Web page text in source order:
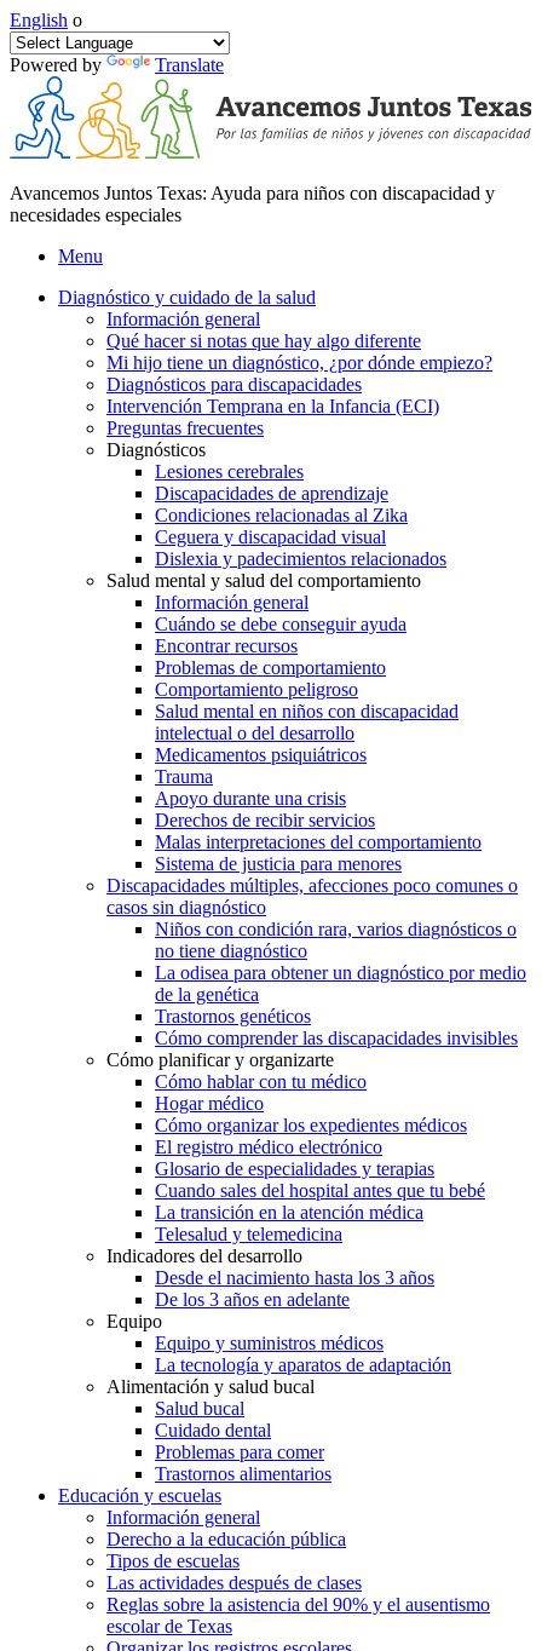
English o
Powered by Translate
Avancemos Juntos Texas: Ayuda para niños con discapacidad y
necesidades especiales
Menu
Diagnóstico y cuidado de la salud
Información general
Qué hacer si notas que hay algo diferente
Mi hijo tiene un diagnóstico, ¿por dónde empiezo?
Diagnósticos para discapacidades
Intervención Temprana en la Infancia (ECI)
Preguntas frecuentes
Diagnósticos
Lesiones cerebrales
Discapacidades de aprendizaje
Condiciones relacionadas al Zika
Ceguera y discapacidad visual
Dislexia y padecimientos relacionados
Salud mental y salud del comportamiento
Información general
Cuándo se debe conseguir ayuda
Encontrar recursos
Problemas de comportamiento
Comportamiento peligroso
Salud mental en niños con discapacidad
intelectual o del desarrollo
Medicamentos psiquiátricos
Trauma
Apoyo durante una crisis
Derechos de recibir servicios
Malas interpretaciones del comportamiento
Sistema de justicia para menores
Discapacidades múltiples, afecciones poco comunes o
casos sin diagnóstico
Niños con condición rara, varios diagnósticos o
no tiene diagnóstico
La odisea para obtener un diagnóstico por medio
de la genética
Trastornos genéticos
Cómo comprender las discapacidades invisibles
Cómo planificar y organizarte
Cómo hablar con tu médico
Hogar médico
Cómo organizar los expedientes médicos
El registro médico electrónico
Glosario de especialidades y terapias
Cuando sales del hospital antes que tu bebé
La transición en la atención médica
Telesalud y telemedicina
Indicadores del desarrollo
Desde el nacimiento hasta los 3 años
De los 3 años en adelante
Equipo
Equipo y suministros médicos
La tecnología y aparatos de adaptación
Alimentación y salud bucal
Salud bucal
Cuidado dental
Problemas para comer
Trastornos alimentarios
Educación y escuelas
Información general
Derecho a la educación pública
Tipos de escuelas
Las actividades después de clases
Reglas sobre la asistencia del 90% y el ausentismo
escolar de Texas